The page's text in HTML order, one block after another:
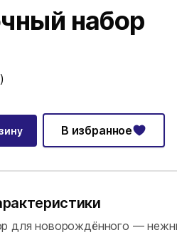
набор
В избранное
для новорождённого —